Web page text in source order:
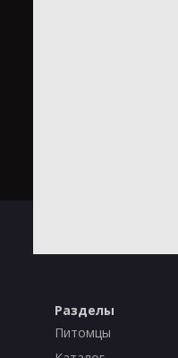
Разделы
Питомцы